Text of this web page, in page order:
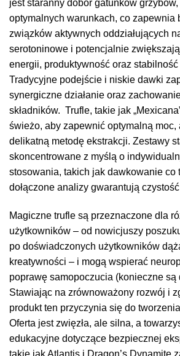
jest staranny dobór gatunków
optymalnych warunkach, co zapewnia
związków aktywnych oddziałujących
serotoninowe i potencjalnie
energii, produktywność oraz
Tradycyjne podejście i niskie dawki
synergiczne działanie oraz
składników. Trufle, takie jak
świeżo, aby zapewnić optymalną moc,
delikatną metodę ekstrakcji. Zestawy
skoncentrowane z myślą o
stosowania, takich jak dawkowanie co
dołączone analizy gwarantują
Magiczne trufle są przeznaczone dla
użytkowników – od nowicjuszy
po doświadczonych użytkowników
kreatywności – i mogą wspierać
poprawę samopoczucia (konieczne są
Stawiając na zrównoważony rozwój i
produkt ten przyczynia się do
Oferta jest zwięzła, ale silna, a
edukacyjne dotyczące bezpiecznej